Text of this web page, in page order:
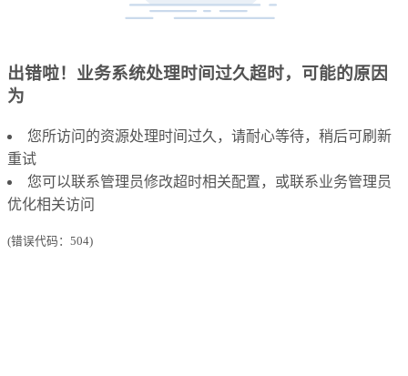
出错啦！业务系统处理时间过久超时，可能的原因
为
您所访问的资源处理时间过久，请耐心等待，稍后可刷新
重试
您可以联系管理员修改超时相关配置，或联系业务管理员
优化相关访问
(错误代码：504)